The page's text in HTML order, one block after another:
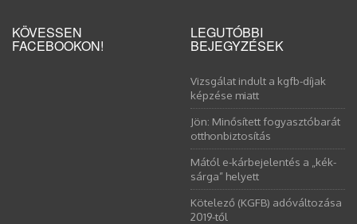
KÖVESSEN
FACEBOOKON!
LEGUTÓBBI
BEJEGYZÉSEK
Vizsgálat indult a kgfb-díjak
képzése miatt
Jön: Minősített fogyasztóbarát
otthonbiztosítás
Mától e-kárbejelentés a „kék-
sárga” helyett
Kötelező (KGFB) adóváltozása
2019-től